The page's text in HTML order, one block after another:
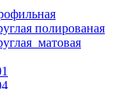
полированая
матовая